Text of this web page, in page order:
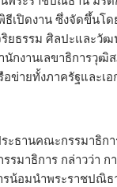
ธีเปิดงาน ซึ่งจัดขึ้นโ
ยธรรม ศิลปะและวั
กงานเลขาธิการวุฒิ
ข่ายทั้งภาครัฐและเ
ะธานคณะกรรมาธิก
รมาธิการ กล่าวว่า ก
รน้อมนำพระราชปณิธ